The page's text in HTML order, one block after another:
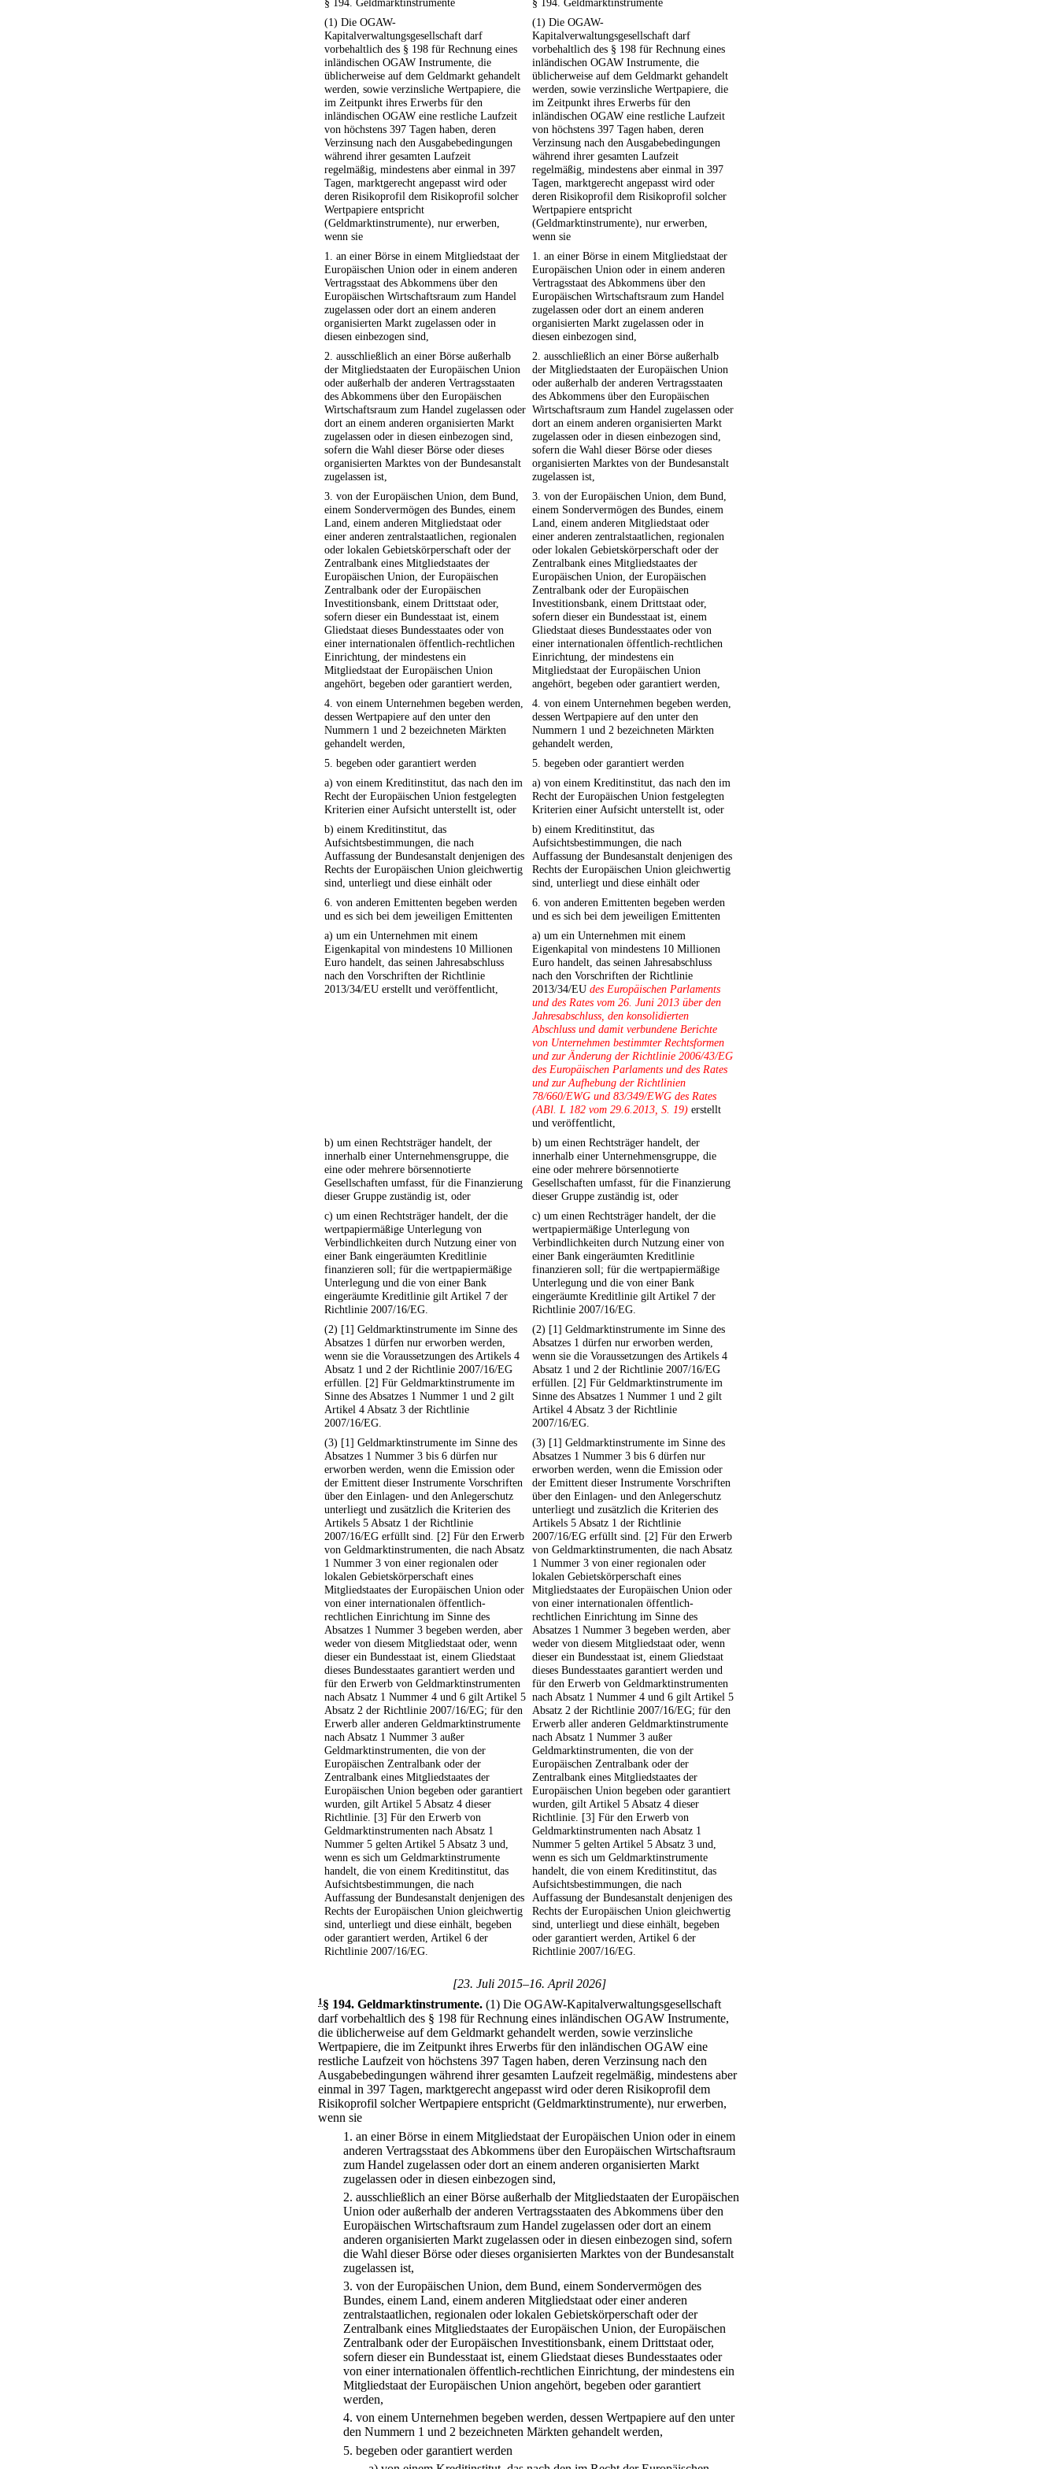
§ 194. Geldmarktinstrumente
§ 194. Geldmarktinstrumente
(1) Die OGAW-
Kapitalverwaltungsgesellschaft darf
vorbehaltlich des § 198 für Rechnung eines
inländischen OGAW Instrumente, die
üblicherweise auf dem Geldmarkt gehandelt
werden, sowie verzinsliche Wertpapiere, die
im Zeitpunkt ihres Erwerbs für den
inländischen OGAW eine restliche Laufzeit
von höchstens 397 Tagen haben, deren
Verzinsung nach den Ausgabebedingungen
während ihrer gesamten Laufzeit
regelmäßig, mindestens aber einmal in 397
Tagen, marktgerecht angepasst wird oder
deren Risikoprofil dem Risikoprofil solcher
Wertpapiere entspricht
(Geldmarktinstrumente), nur erwerben,
wenn sie
(1) Die OGAW-
Kapitalverwaltungsgesellschaft darf
vorbehaltlich des § 198 für Rechnung eines
inländischen OGAW Instrumente, die
üblicherweise auf dem Geldmarkt gehandelt
werden, sowie verzinsliche Wertpapiere, die
im Zeitpunkt ihres Erwerbs für den
inländischen OGAW eine restliche Laufzeit
von höchstens 397 Tagen haben, deren
Verzinsung nach den Ausgabebedingungen
während ihrer gesamten Laufzeit
regelmäßig, mindestens aber einmal in 397
Tagen, marktgerecht angepasst wird oder
deren Risikoprofil dem Risikoprofil solcher
Wertpapiere entspricht
(Geldmarktinstrumente), nur erwerben,
wenn sie
1. an einer Börse in einem Mitgliedstaat der
Europäischen Union oder in einem anderen
Vertragsstaat des Abkommens über den
Europäischen Wirtschaftsraum zum Handel
zugelassen oder dort an einem anderen
organisierten Markt zugelassen oder in
diesen einbezogen sind,
1. an einer Börse in einem Mitgliedstaat der
Europäischen Union oder in einem anderen
Vertragsstaat des Abkommens über den
Europäischen Wirtschaftsraum zum Handel
zugelassen oder dort an einem anderen
organisierten Markt zugelassen oder in
diesen einbezogen sind,
2. ausschließlich an einer Börse außerhalb
der Mitgliedstaaten der Europäischen Union
oder außerhalb der anderen Vertragsstaaten
des Abkommens über den Europäischen
Wirtschaftsraum zum Handel zugelassen oder
dort an einem anderen organisierten Markt
zugelassen oder in diesen einbezogen sind,
sofern die Wahl dieser Börse oder dieses
organisierten Marktes von der Bundesanstalt
zugelassen ist,
2. ausschließlich an einer Börse außerhalb
der Mitgliedstaaten der Europäischen Union
oder außerhalb der anderen Vertragsstaaten
des Abkommens über den Europäischen
Wirtschaftsraum zum Handel zugelassen oder
dort an einem anderen organisierten Markt
zugelassen oder in diesen einbezogen sind,
sofern die Wahl dieser Börse oder dieses
organisierten Marktes von der Bundesanstalt
zugelassen ist,
3. von der Europäischen Union, dem Bund,
einem Sondervermögen des Bundes, einem
Land, einem anderen Mitgliedstaat oder
einer anderen zentralstaatlichen, regionalen
oder lokalen Gebietskörperschaft oder der
Zentralbank eines Mitgliedstaates der
Europäischen Union, der Europäischen
Zentralbank oder der Europäischen
Investitionsbank, einem Drittstaat oder,
sofern dieser ein Bundesstaat ist, einem
Gliedstaat dieses Bundesstaates oder von
einer internationalen öffentlich-rechtlichen
Einrichtung, der mindestens ein
Mitgliedstaat der Europäischen Union
angehört, begeben oder garantiert werden,
3. von der Europäischen Union, dem Bund,
einem Sondervermögen des Bundes, einem
Land, einem anderen Mitgliedstaat oder
einer anderen zentralstaatlichen, regionalen
oder lokalen Gebietskörperschaft oder der
Zentralbank eines Mitgliedstaates der
Europäischen Union, der Europäischen
Zentralbank oder der Europäischen
Investitionsbank, einem Drittstaat oder,
sofern dieser ein Bundesstaat ist, einem
Gliedstaat dieses Bundesstaates oder von
einer internationalen öffentlich-rechtlichen
Einrichtung, der mindestens ein
Mitgliedstaat der Europäischen Union
angehört, begeben oder garantiert werden,
4. von einem Unternehmen begeben werden,
dessen Wertpapiere auf den unter den
Nummern 1 und 2 bezeichneten Märkten
gehandelt werden,
4. von einem Unternehmen begeben werden,
dessen Wertpapiere auf den unter den
Nummern 1 und 2 bezeichneten Märkten
gehandelt werden,
5. begeben oder garantiert werden
5. begeben oder garantiert werden
a) von einem Kreditinstitut, das nach den im
Recht der Europäischen Union festgelegten
Kriterien einer Aufsicht unterstellt ist, oder
a) von einem Kreditinstitut, das nach den im
Recht der Europäischen Union festgelegten
Kriterien einer Aufsicht unterstellt ist, oder
b) einem Kreditinstitut, das
Aufsichtsbestimmungen, die nach
Auffassung der Bundesanstalt denjenigen des
Rechts der Europäischen Union gleichwertig
sind, unterliegt und diese einhält oder
b) einem Kreditinstitut, das
Aufsichtsbestimmungen, die nach
Auffassung der Bundesanstalt denjenigen des
Rechts der Europäischen Union gleichwertig
sind, unterliegt und diese einhält oder
6. von anderen Emittenten begeben werden
und es sich bei dem jeweiligen Emittenten
6. von anderen Emittenten begeben werden
und es sich bei dem jeweiligen Emittenten
a) um ein Unternehmen mit einem
Eigenkapital von mindestens 10 Millionen
Euro handelt, das seinen Jahresabschluss
nach den Vorschriften der Richtlinie
2013/34/EU erstellt und veröffentlicht,
a) um ein Unternehmen mit einem
Eigenkapital von mindestens 10 Millionen
Euro handelt, das seinen Jahresabschluss
nach den Vorschriften der Richtlinie
2013/34/EU des Europäischen Parlaments
und des Rates vom 26. Juni 2013 über den
Jahresabschluss, den konsolidierten
Abschluss und damit verbundene Berichte
von Unternehmen bestimmter Rechtsformen
und zur Änderung der Richtlinie 2006/43/EG
des Europäischen Parlaments und des Rates
und zur Aufhebung der Richtlinien
78/660/EWG und 83/349/EWG des Rates
(ABl. L 182 vom 29.6.2013, S. 19) erstellt
und veröffentlicht,
b) um einen Rechtsträger handelt, der
innerhalb einer Unternehmensgruppe, die
eine oder mehrere börsennotierte
Gesellschaften umfasst, für die Finanzierung
dieser Gruppe zuständig ist, oder
b) um einen Rechtsträger handelt, der
innerhalb einer Unternehmensgruppe, die
eine oder mehrere börsennotierte
Gesellschaften umfasst, für die Finanzierung
dieser Gruppe zuständig ist, oder
c) um einen Rechtsträger handelt, der die
wertpapiermäßige Unterlegung von
Verbindlichkeiten durch Nutzung einer von
einer Bank eingeräumten Kreditlinie
finanzieren soll; für die wertpapiermäßige
Unterlegung und die von einer Bank
eingeräumte Kreditlinie gilt Artikel 7 der
Richtlinie 2007/16/EG.
c) um einen Rechtsträger handelt, der die
wertpapiermäßige Unterlegung von
Verbindlichkeiten durch Nutzung einer von
einer Bank eingeräumten Kreditlinie
finanzieren soll; für die wertpapiermäßige
Unterlegung und die von einer Bank
eingeräumte Kreditlinie gilt Artikel 7 der
Richtlinie 2007/16/EG.
(2) [1] Geldmarktinstrumente im Sinne des
Absatzes 1 dürfen nur erworben werden,
wenn sie die Voraussetzungen des Artikels 4
Absatz 1 und 2 der Richtlinie 2007/16/EG
erfüllen. [2] Für Geldmarktinstrumente im
Sinne des Absatzes 1 Nummer 1 und 2 gilt
Artikel 4 Absatz 3 der Richtlinie
2007/16/EG.
(2) [1] Geldmarktinstrumente im Sinne des
Absatzes 1 dürfen nur erworben werden,
wenn sie die Voraussetzungen des Artikels 4
Absatz 1 und 2 der Richtlinie 2007/16/EG
erfüllen. [2] Für Geldmarktinstrumente im
Sinne des Absatzes 1 Nummer 1 und 2 gilt
Artikel 4 Absatz 3 der Richtlinie
2007/16/EG.
(3) [1] Geldmarktinstrumente im Sinne des
Absatzes 1 Nummer 3 bis 6 dürfen nur
erworben werden, wenn die Emission oder
der Emittent dieser Instrumente Vorschriften
über den Einlagen- und den Anlegerschutz
unterliegt und zusätzlich die Kriterien des
Artikels 5 Absatz 1 der Richtlinie
2007/16/EG erfüllt sind. [2] Für den Erwerb
von Geldmarktinstrumenten, die nach Absatz
1 Nummer 3 von einer regionalen oder
lokalen Gebietskörperschaft eines
Mitgliedstaates der Europäischen Union oder
von einer internationalen öffentlich-
rechtlichen Einrichtung im Sinne des
Absatzes 1 Nummer 3 begeben werden, aber
weder von diesem Mitgliedstaat oder, wenn
dieser ein Bundesstaat ist, einem Gliedstaat
dieses Bundesstaates garantiert werden und
für den Erwerb von Geldmarktinstrumenten
nach Absatz 1 Nummer 4 und 6 gilt Artikel 5
Absatz 2 der Richtlinie 2007/16/EG; für den
Erwerb aller anderen Geldmarktinstrumente
nach Absatz 1 Nummer 3 außer
Geldmarktinstrumenten, die von der
Europäischen Zentralbank oder der
Zentralbank eines Mitgliedstaates der
Europäischen Union begeben oder garantiert
wurden, gilt Artikel 5 Absatz 4 dieser
Richtlinie. [3] Für den Erwerb von
Geldmarktinstrumenten nach Absatz 1
Nummer 5 gelten Artikel 5 Absatz 3 und,
wenn es sich um Geldmarktinstrumente
handelt, die von einem Kreditinstitut, das
Aufsichtsbestimmungen, die nach
Auffassung der Bundesanstalt denjenigen des
Rechts der Europäischen Union gleichwertig
sind, unterliegt und diese einhält, begeben
oder garantiert werden, Artikel 6 der
Richtlinie 2007/16/EG.
(3) [1] Geldmarktinstrumente im Sinne des
Absatzes 1 Nummer 3 bis 6 dürfen nur
erworben werden, wenn die Emission oder
der Emittent dieser Instrumente Vorschriften
über den Einlagen- und den Anlegerschutz
unterliegt und zusätzlich die Kriterien des
Artikels 5 Absatz 1 der Richtlinie
2007/16/EG erfüllt sind. [2] Für den Erwerb
von Geldmarktinstrumenten, die nach Absatz
1 Nummer 3 von einer regionalen oder
lokalen Gebietskörperschaft eines
Mitgliedstaates der Europäischen Union oder
von einer internationalen öffentlich-
rechtlichen Einrichtung im Sinne des
Absatzes 1 Nummer 3 begeben werden, aber
weder von diesem Mitgliedstaat oder, wenn
dieser ein Bundesstaat ist, einem Gliedstaat
dieses Bundesstaates garantiert werden und
für den Erwerb von Geldmarktinstrumenten
nach Absatz 1 Nummer 4 und 6 gilt Artikel 5
Absatz 2 der Richtlinie 2007/16/EG; für den
Erwerb aller anderen Geldmarktinstrumente
nach Absatz 1 Nummer 3 außer
Geldmarktinstrumenten, die von der
Europäischen Zentralbank oder der
Zentralbank eines Mitgliedstaates der
Europäischen Union begeben oder garantiert
wurden, gilt Artikel 5 Absatz 4 dieser
Richtlinie. [3] Für den Erwerb von
Geldmarktinstrumenten nach Absatz 1
Nummer 5 gelten Artikel 5 Absatz 3 und,
wenn es sich um Geldmarktinstrumente
handelt, die von einem Kreditinstitut, das
Aufsichtsbestimmungen, die nach
Auffassung der Bundesanstalt denjenigen des
Rechts der Europäischen Union gleichwertig
sind, unterliegt und diese einhält, begeben
oder garantiert werden, Artikel 6 der
Richtlinie 2007/16/EG.
[23. Juli 2015–16. April 2026]
1§ 194. Geldmarktinstrumente. (1) Die OGAW-Kapitalverwaltungsgesellschaft
darf vorbehaltlich des § 198 für Rechnung eines inländischen OGAW Instrumente,
die üblicherweise auf dem Geldmarkt gehandelt werden, sowie verzinsliche
Wertpapiere, die im Zeitpunkt ihres Erwerbs für den inländischen OGAW eine
restliche Laufzeit von höchstens 397 Tagen haben, deren Verzinsung nach den
Ausgabebedingungen während ihrer gesamten Laufzeit regelmäßig, mindestens aber
einmal in 397 Tagen, marktgerecht angepasst wird oder deren Risikoprofil dem
Risikoprofil solcher Wertpapiere entspricht (Geldmarktinstrumente), nur erwerben,
wenn sie
1. an einer Börse in einem Mitgliedstaat der Europäischen Union oder in einem
anderen Vertragsstaat des Abkommens über den Europäischen Wirtschaftsraum
zum Handel zugelassen oder dort an einem anderen organisierten Markt
zugelassen oder in diesen einbezogen sind,
2. ausschließlich an einer Börse außerhalb der Mitgliedstaaten der Europäischen
Union oder außerhalb der anderen Vertragsstaaten des Abkommens über den
Europäischen Wirtschaftsraum zum Handel zugelassen oder dort an einem
anderen organisierten Markt zugelassen oder in diesen einbezogen sind, sofern
die Wahl dieser Börse oder dieses organisierten Marktes von der Bundesanstalt
zugelassen ist,
3. von der Europäischen Union, dem Bund, einem Sondervermögen des
Bundes, einem Land, einem anderen Mitgliedstaat oder einer anderen
zentralstaatlichen, regionalen oder lokalen Gebietskörperschaft oder der
Zentralbank eines Mitgliedstaates der Europäischen Union, der Europäischen
Zentralbank oder der Europäischen Investitionsbank, einem Drittstaat oder,
sofern dieser ein Bundesstaat ist, einem Gliedstaat dieses Bundesstaates oder
von einer internationalen öffentlich-rechtlichen Einrichtung, der mindestens ein
Mitgliedstaat der Europäischen Union angehört, begeben oder garantiert
werden,
4. von einem Unternehmen begeben werden, dessen Wertpapiere auf den unter
den Nummern 1 und 2 bezeichneten Märkten gehandelt werden,
5. begeben oder garantiert werden